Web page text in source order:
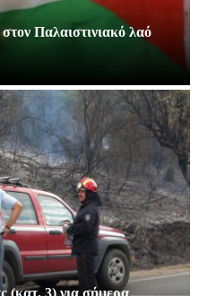
Παλαιστινιακό λαό
(κατ. 3) για σήμερα